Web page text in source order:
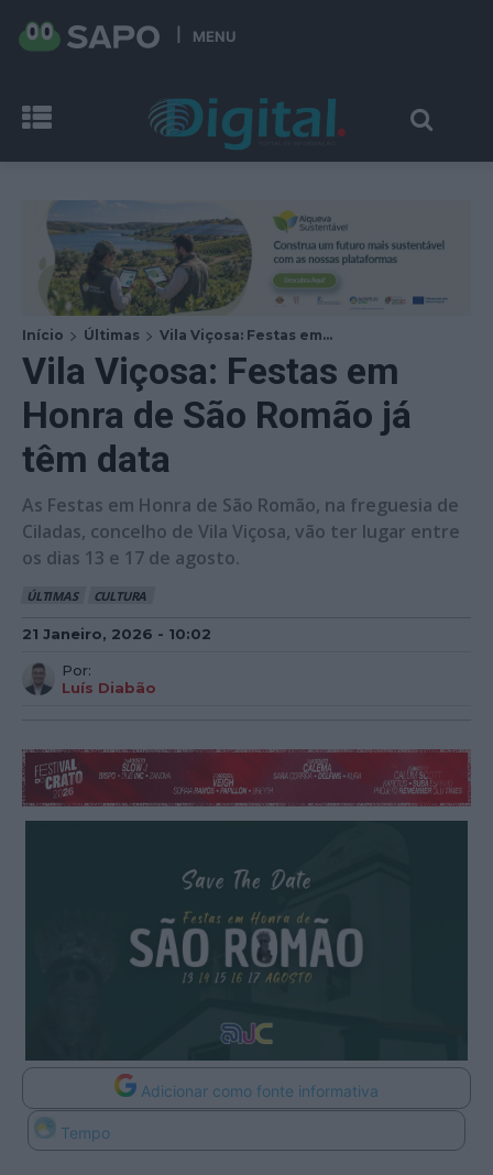
MENU
Início Últimas Vila Viçosa: Festas em...
Vila Viçosa: Festas em
Honra de São Romão já
têm data
As Festas em Honra de São Romão, na freguesia de
Ciladas, concelho de Vila Viçosa, vão ter lugar entre
os dias 13 e 17 de agosto.
ÚLTIMAS CULTURA
21 Janeiro, 2026 - 10:02
Por:
Luís Diabão
Adicionar como fonte informativa
Tempo